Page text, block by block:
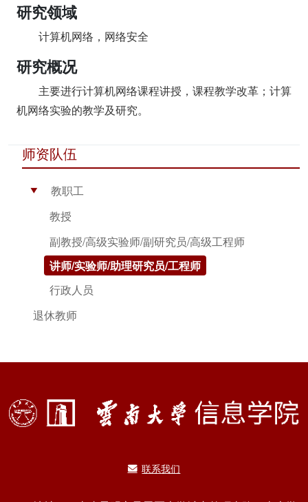
研究领域
计算机网络，网络安全
研究概况
主要进行计算机网络课程讲授，课程教学改革；计算
机网络实验的教学及研究。
师资队伍
▶
教职工
教授
副教授/高级实验师/副研究员/高级工程师
讲师/实验师/助理研究员/工程师
行政人员
退休教师
联系我们